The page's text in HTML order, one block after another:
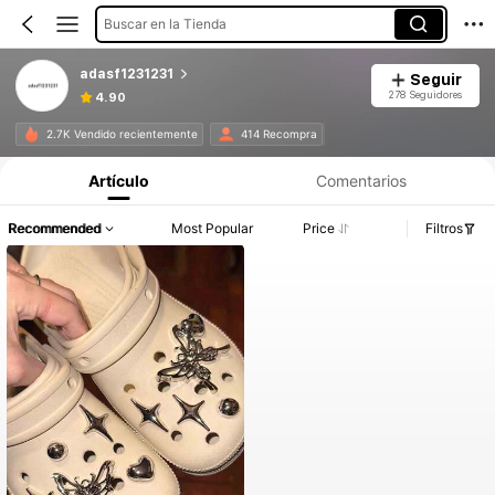
Buscar en la Tienda
adasf1231231
4.90
Seguir
278 Seguidores
2.7K Vendido recientemente 414 Recompra
Artículo Comentarios
Recommended Most Popular Price Filtros